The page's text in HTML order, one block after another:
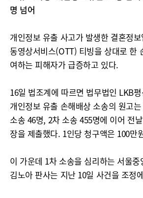
명 넘어
개인정보 유출 사고가 발생한 결혼정
동영상서비스(OTT) 티빙을 상대로 한
여하는 피해자가 급증하고 있다.
16일 법조계에 따르면 법무법인 LKB
개인정보 유출 손해배상 소송의 원고
소송 46명, 2차 소송 455명에 이어 전
장을 제출했다. 1인당 청구액은 100만
이 가운데 1차 소송을 심리하는 서울
김노아 판사는 지난 10일 사건을 조정